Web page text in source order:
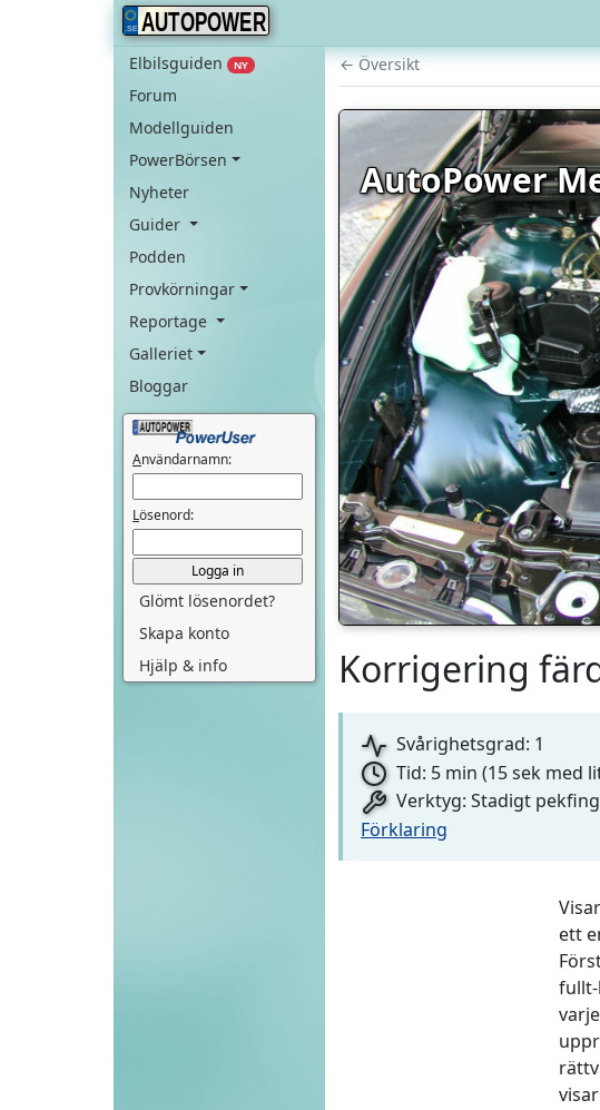
AUTOPOWER
Elbilsguiden NY
Forum
Modellguiden
PowerBörsen
Nyheter
Guider
Podden
Provkörningar
Reportage
Galleriet
Bloggar
Användarnamn:
Lösenord:
Glömt lösenordet?
Skapa konto
Hjälp & info
← Översikt
AutoPower
Korrigering
Svårighetsgrad: 1
Tid: 5 min (15 sek med
Verktyg: Stadigt
Förklaring
ett